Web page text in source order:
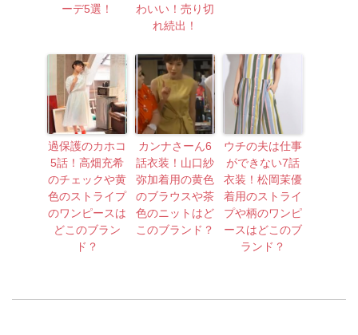
ーデ5選！
わいい！売り切
れ続出！
過保護のカホコ
5話！高畑充希
のチェックや黄
色のストライプ
のワンピースは
どこのブラン
ド？
カンナさーん6
話衣装！山口紗
弥加着用の黄色
のブラウスや茶
色のニットはど
このブランド？
ウチの夫は仕事
ができない7話
衣装！松岡茉優
着用のストライ
プや柄のワンピ
ースはどこのブ
ランド？